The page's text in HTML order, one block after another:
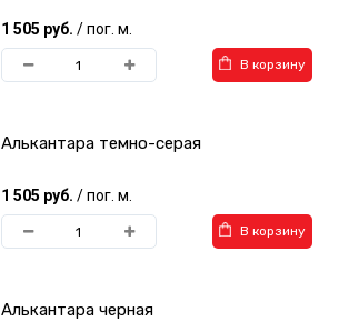
1 505 руб. / пог. м.
В корзину
Алькантара темно-серая
1 505 руб. / пог. м.
В корзину
Алькантара черная